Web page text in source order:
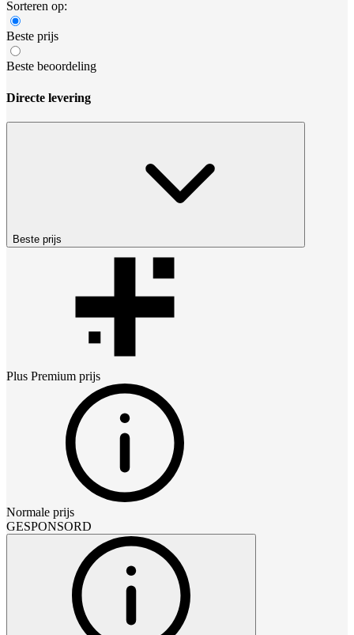
Sorteren op:
Beste prijs
Beste beoordeling
Directe levering
Beste prijs
Plus Premium prijs
Normale prijs
GESPONSORD